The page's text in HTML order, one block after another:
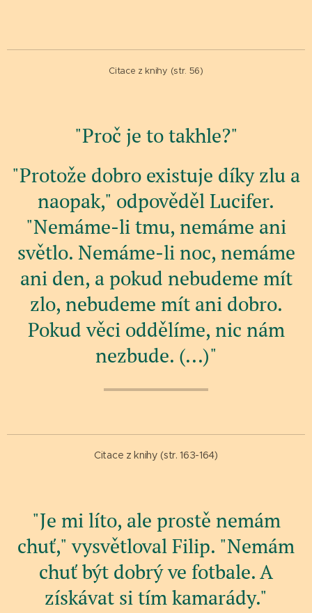
Citace z knihy (str. 56)
"Proč je to takhle?"
"Protože dobro existuje díky zlu a
naopak," odpověděl Lucifer.
"Nemáme-li tmu, nemáme ani
světlo. Nemáme-li noc, nemáme
ani den, a pokud nebudeme mít
zlo, nebudeme mít ani dobro.
Pokud věci oddělíme, nic nám
nezbude. (...)"
Citace z knihy (str. 163-164)
"Je mi líto, ale prostě nemám
chuť," vysvětloval Filip. "Nemám
chuť být dobrý ve fotbale. A
získávat si tím kamarády."